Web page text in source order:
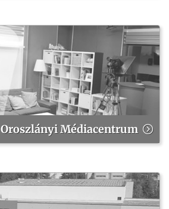
Oroszlányi Médiacentrum